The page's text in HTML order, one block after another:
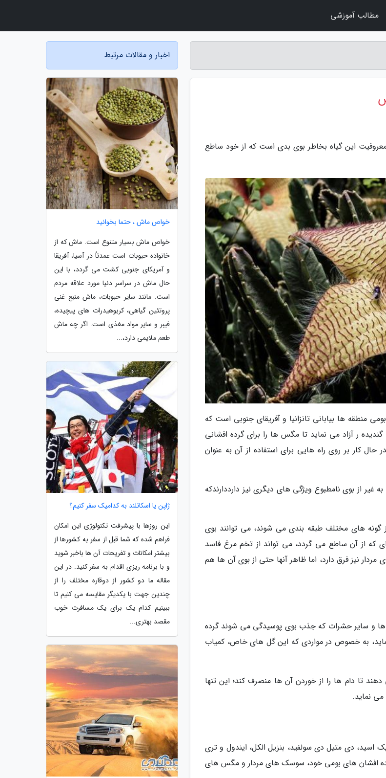
این گیاه بخاطر بوی بدی است که از خود ساطع
منطقه ها بیابانی تانزانیا و آفریقای جنوبی است که
ر آزاد می نماید تا مگس ها را برای گرده افشانی
کار بر روی راه هایی برای استفاده از آن به عنوان
از بوی نامطبوع ویژگی های دیگری نیز دارددارندکه
گونه های مختلف طبقه بندی می شوند، می توانند بوی
ای که از آن ساطع می گردد، می تواند از تخم مرغ فاسد
نیز فرق دارد، اما ظاهر آنها حتی از بوی آن ها هم
و سایر حشرات که جذب بوی پوسیدگی می شوند گرده
به خصوص در مواردی که این گل های خاص، کمیاب
تا دام ها را از خوردن آن ها منصرف کند؛ این تنها
نماید.
اسید، دی متیل دی سولفید، بنزیل الکل، ایندول و تری
افشان های بومی خود، سوسک های مردار و مگس های
اخبار و مقالات مرتبط
خواص ماش ، حتما بخوانید
خواص ماش بسیار متنوع است. ماش که از
خانواده حبوبات است عمدتاً در آسیا، آفریقا
و آمریکای جنوبی کشت می گردد، با این
حال ماش در سراسر دنیا مورد علاقه مردم
است. مانند سایر حبوبات، ماش منبع غنی
پروتئین گیاهی، کربوهیدرات های پیچیده،
فیبر و سایر مواد مغذی است. اگر چه ماش
طعم ملایمی دارد،...
ژاپن یا اسکاتلند به کدامیک سفر کنیم؟
این روزها با پیشرفت تکنولوژی این امکان
فراهم شده که شما قبل از سفر به کشورها از
بیشتر امکانات و تفریحات آن ها باخبر شوید
و با برنامه ریزی اقدام به سفر کنید. در این
مقاله ما دو کشور از دوقاره مختلف را از
چندین جهت با یکدیگر مقایسه می کنیم تا
ببینیم کدام یک برای یک مسافرت خوب
مقصد بهتری...
مطالب آموزشی